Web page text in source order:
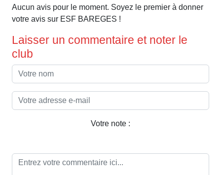
Aucun avis pour le moment. Soyez le premier à donner
votre avis sur ESF BAREGES !
Laisser un commentaire et noter le
club
Votre note :